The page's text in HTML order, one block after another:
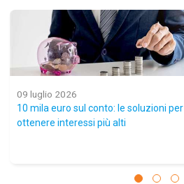
09 luglio 2026
10 mila euro sul conto: le soluzioni per
ottenere interessi più alti